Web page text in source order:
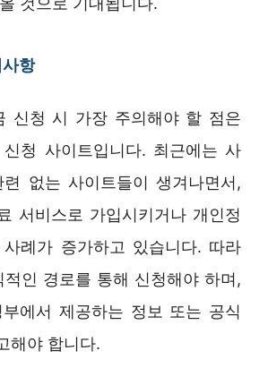
항
신청 시 가장 주의해야 할 점은
청 사이트입니다. 최근에는 사
없는 사이트들이 생겨나면서,
서비스로 가입시키거나 개인정
례가 증가하고 있습니다. 따라
인 경로를 통해 신청해야 하며,
에서 제공하는 정보 또는 공식
해야 합니다.